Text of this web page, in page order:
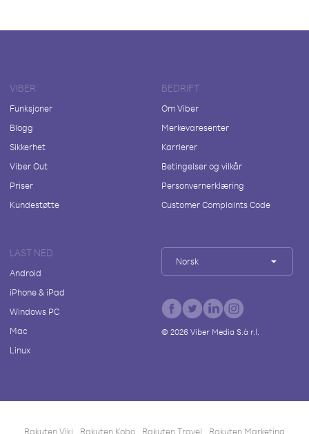
VIBER
Funksjoner
Blogg
Sikkerhet
Viber Out
Priser
Kundestøtte
BEDRIFT
Om Viber
Merkevaresenter
Karrierer
Betingelser og vilkår
Personvernerklæring
Customer Complaints Code
LAST NED
Android
iPhone & iPad
Windows PC
Mac
Linux
Norsk
© 2026Viber Media S.à r.l.
Rakuten Viki Rakuten Kobo Rakuten Travel Rakuten Marketing